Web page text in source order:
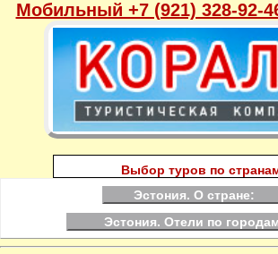
Мобильный +7 (921) 328-92-
Выбор туров по
Эстония. О стране:
Эстония. Отели по